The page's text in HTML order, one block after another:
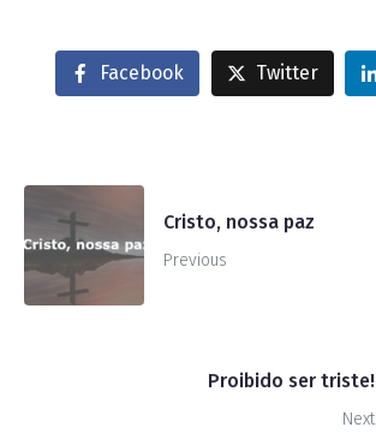
Facebook Twitter
Cristo, nossa paz
Previous
Proibido ser triste!
Next